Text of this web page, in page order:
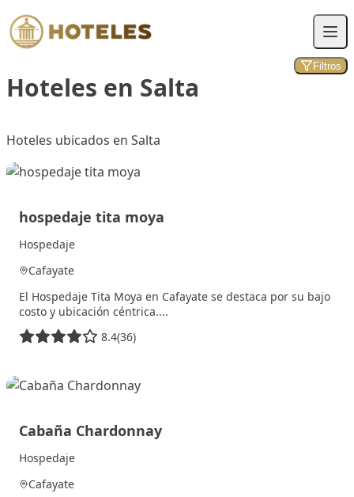
Saltar
al
contenido
Hoteles en Salta
Filtros
Hoteles ubicados en Salta
hospedaje tita moya
Hospedaje
Cafayate
El Hospedaje Tita Moya en Cafayate se destaca por su bajo
costo y ubicación céntrica....
8.4(36)
Cabaña Chardonnay
Hospedaje
Cafayate